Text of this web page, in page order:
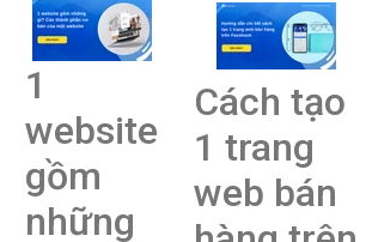
1
website
gồm
những
Cách tạo
1 trang
web bán